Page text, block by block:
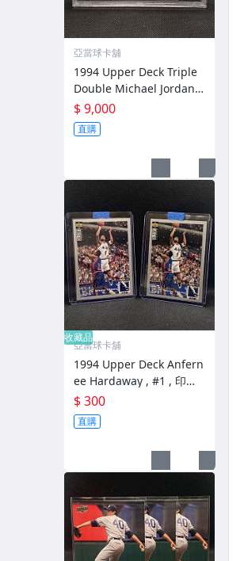
亞當球卡舖
1994 Upper Deck Triple
Double Michael Jordan #
TD2 BGS9 歐洲版
$ 9,000
直購
收藏品
亞當球卡舖
1994 Upper Deck Anfern
ee Hardaway , #1 , 印刷
銀簽 , 兩張合購
$ 300
直購